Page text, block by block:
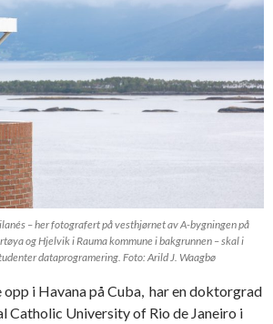
– her fotografert på vesthjørnet av A-bygningen på
og Hjelvik i Rauma kommune i bakgrunnen – skal i
dataprogramering. Foto: Arild J. Waagbø
i Havana på Cuba, har en doktorgrad
Catholic University of Rio de Janeiro i